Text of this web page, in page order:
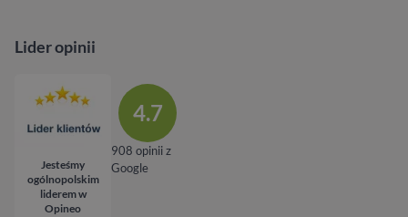
Lider opinii
Jesteśmy
ogólnopolskim
liderem w
Opineo
4.7
908 opinii z
Google